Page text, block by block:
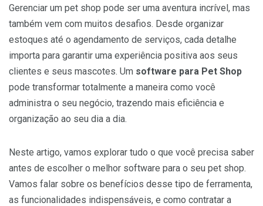
Gerenciar um pet shop pode ser uma aventura incrível, mas
também vem com muitos desafios. Desde organizar
estoques até o agendamento de serviços, cada detalhe
importa para garantir uma experiência positiva aos seus
clientes e seus mascotes. Um software para Pet Shop
pode transformar totalmente a maneira como você
administra o seu negócio, trazendo mais eficiência e
organização ao seu dia a dia.
Neste artigo, vamos explorar tudo o que você precisa saber
antes de escolher o melhor software para o seu pet shop.
Vamos falar sobre os benefícios desse tipo de ferramenta,
as funcionalidades indispensáveis, e como contratar a